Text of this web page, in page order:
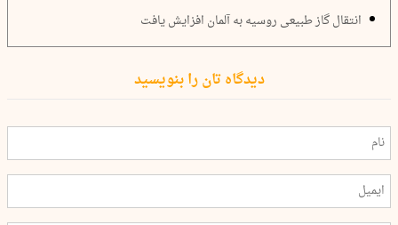
انتقال گاز طبیعی روسیه به آلمان افزایش یافت
دیدگاه تان را بنویسید